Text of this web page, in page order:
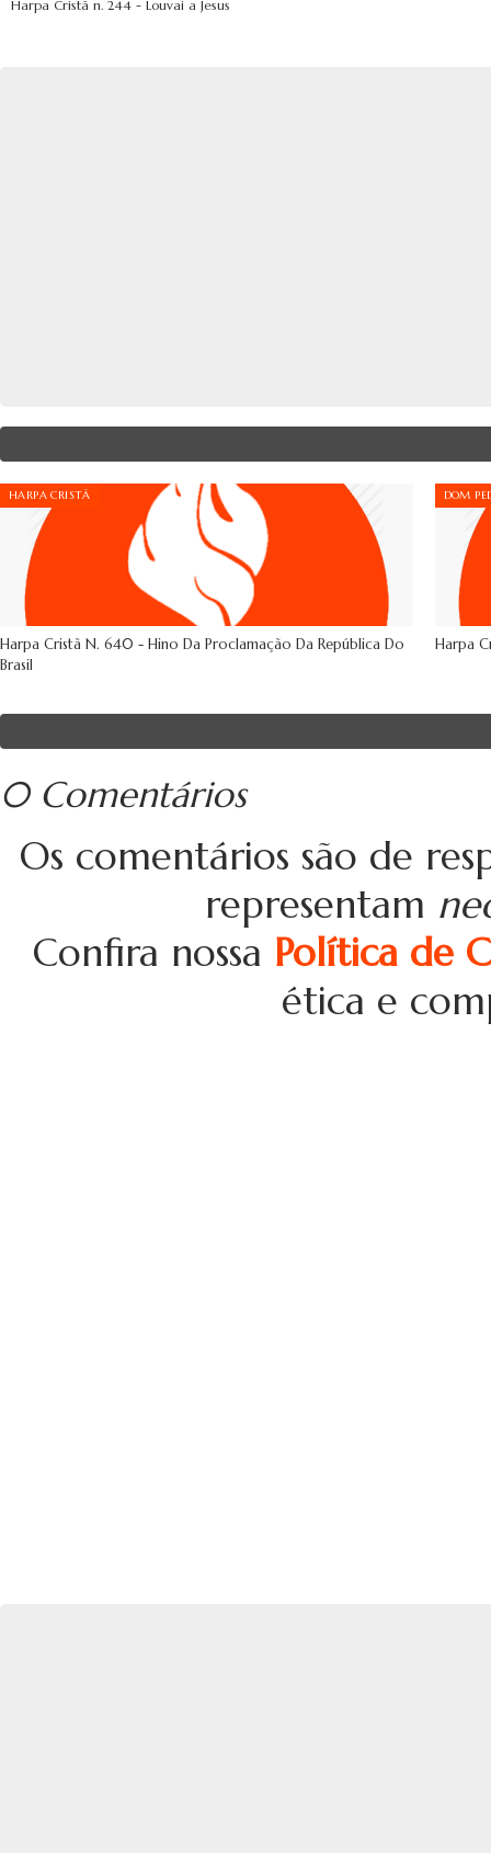
Harpa Cristã n. 244 - Louvai a Jesus
HARPA CRISTÃ
Harpa Cristã N. 640 - Hino Da Proclamação Da República Do
Brasil
DOM
Harpa
0 Comentários
Os comentários são de
representam
Confira nossa Política de
ética e